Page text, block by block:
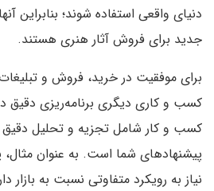
دنیای واقعی استفاده شوند؛
جدید برای فروش آثار هنری هستند.
کسب و کاری دیگری برنامه‌ریزی دقیق
کسب و کار شامل تجزیه و تحلیل دقیق